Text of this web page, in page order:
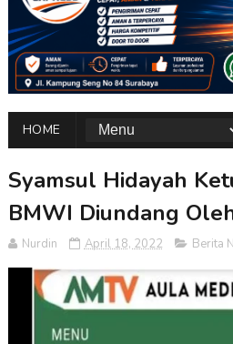
HOME
Syamsul Hidayah
BMWI Diundang
Nurdin April 18, 2022 Berita